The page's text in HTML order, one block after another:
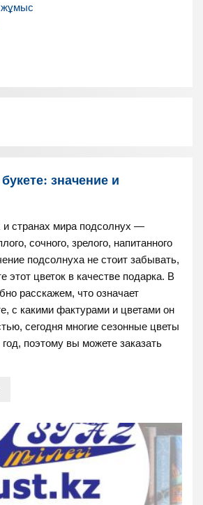
значение и
и странах мира подсолнух —
сочного, зрелого, напитанного
подсолнуха не стоит забывать,
этот цветок в качестве подарка. В
расскажем, что означает
с какими фактурами и цветами он
сегодня многие сезонные цветы
поэтому вы можете заказать